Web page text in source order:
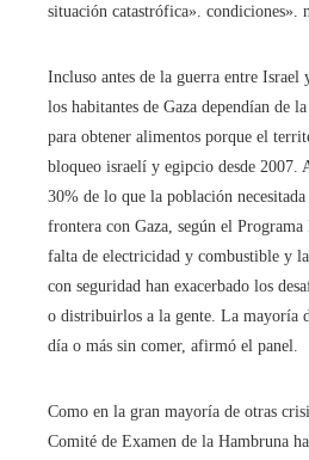
situación catastrófica». condiciones».
Incluso antes de la guerra entre Israel
los habitantes de Gaza dependían de
para obtener alimentos porque el
bloqueo israelí y egipcio desde 2007.
30% de lo que la población necesitada
frontera con Gaza, según el
falta de electricidad y combustible y
con seguridad han exacerbado los
o distribuirlos a la gente. La mayoría
día o más sin comer, afirmó el panel.
Como en la gran mayoría de otras
Comité de Examen de la Hambruna